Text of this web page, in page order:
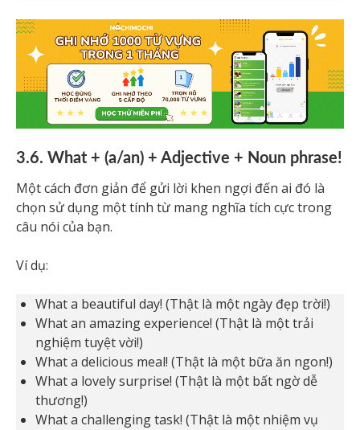
3.6. What + (a/an) + Adjective + Noun phrase!
Một cách đơn giản để gửi lời khen ngợi đến ai đó là
chọn sử dụng một tính từ mang nghĩa tích cực trong
câu nói của bạn.
Ví dụ:
What a beautiful day! (Thật là một ngày đẹp trời!)
What an amazing experience! (Thật là một trải
nghiệm tuyệt vời!)
What a delicious meal! (Thật là một bữa ăn ngon!)
What a lovely surprise! (Thật là một bất ngờ dễ
thương!)
What a challenging task! (Thật là một nhiệm vụ